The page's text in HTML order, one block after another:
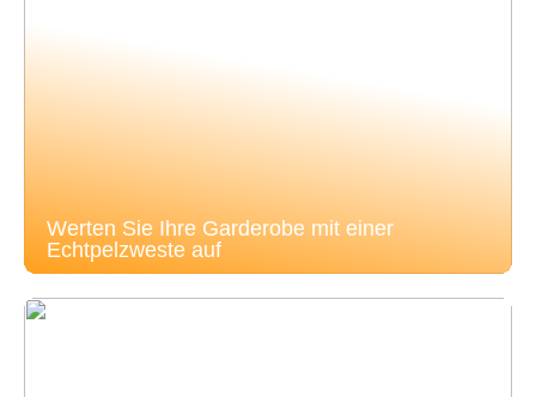
Werten Sie Ihre Garderobe mit einer
Echtpelzweste auf